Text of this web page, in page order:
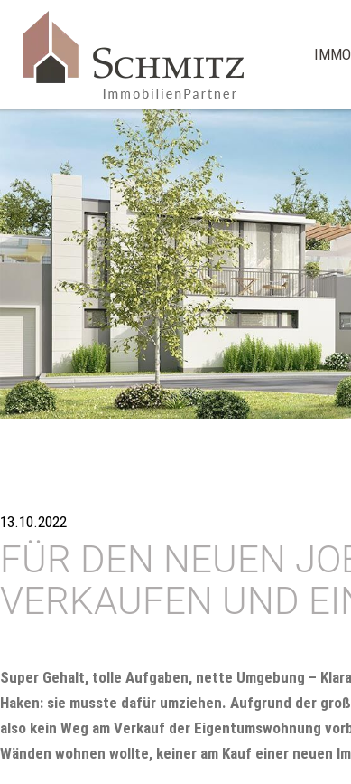
13.10.2022
FÜR DEN NEUEN
VERKAUFEN UND
Super Gehalt, tolle Aufgaben, nette Umgebung –
Haken: sie musste dafür umziehen. Aufgrund der
also kein Weg am Verkauf der Eigentumswohnung
Wänden wohnen wollte, keiner am Kauf einer neuen